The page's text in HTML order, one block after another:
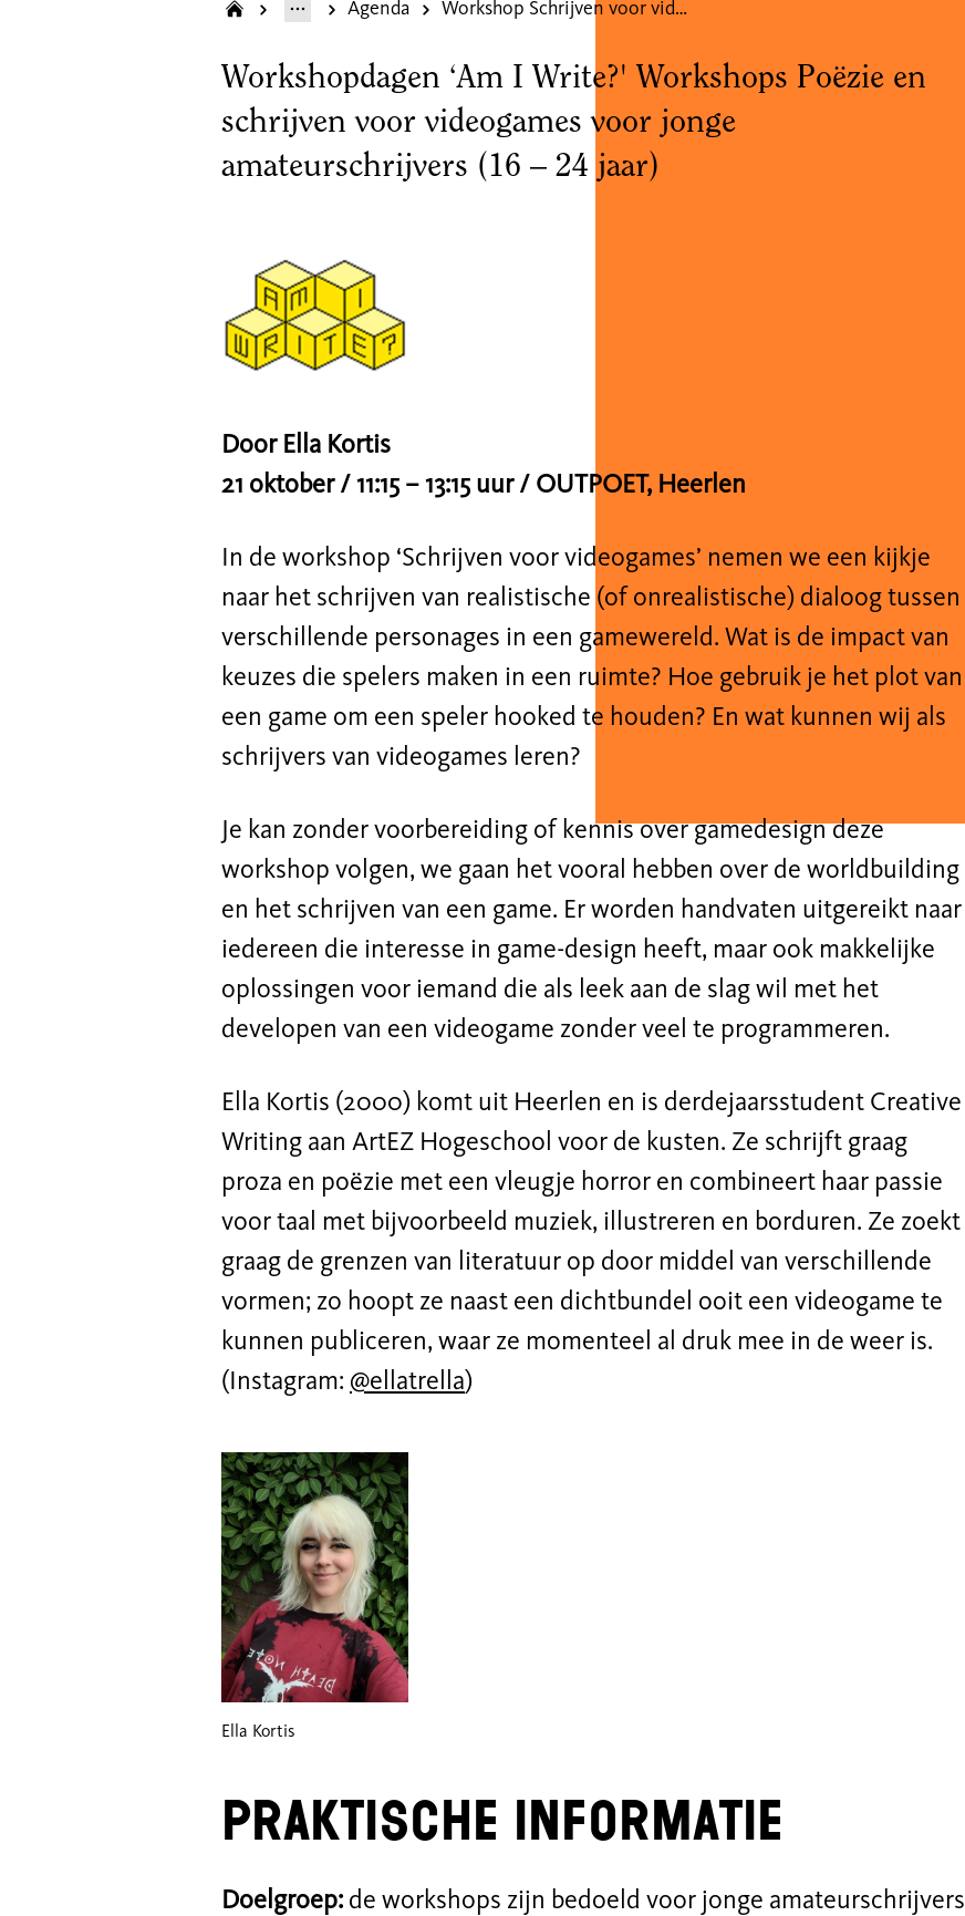
Agenda Workshop Schrijven voor videogames
Workshopdagen ‘Am I Write?' Workshops Poëzie en
schrijven voor videogames voor jonge
amateurschrijvers (16 – 24 jaar)
Door Ella Kortis
21 oktober / 11:15 – 13:15 uur / OUTPOET, Heerlen
In de workshop ‘Schrijven voor videogames’ nemen we een kijkje
naar het schrijven van realistische (of onrealistische) dialoog tussen
verschillende personages in een gamewereld. Wat is de impact van
keuzes die spelers maken in een ruimte? Hoe gebruik je het plot van
een game om een speler hooked te houden? En wat kunnen wij als
schrijvers van videogames leren?
Je kan zonder voorbereiding of kennis over gamedesign deze
workshop volgen, we gaan het vooral hebben over de worldbuilding
en het schrijven van een game. Er worden handvaten uitgereikt naar
iedereen die interesse in game-design heeft, maar ook makkelijke
oplossingen voor iemand die als leek aan de slag wil met het
developen van een videogame zonder veel te programmeren.
Ella Kortis (2000) komt uit Heerlen en is derdejaarsstudent Creative
Writing aan ArtEZ Hogeschool voor de kusten. Ze schrijft graag
proza en poëzie met een vleugje horror en combineert haar passie
voor taal met bijvoorbeeld muziek, illustreren en borduren. Ze zoekt
graag de grenzen van literatuur op door middel van verschillende
vormen; zo hoopt ze naast een dichtbundel ooit een videogame te
kunnen publiceren, waar ze momenteel al druk mee in de weer is.
(Instagram: @ellatrella)
Ella Kortis
Praktische informatie
Doelgroep: de workshops zijn bedoeld voor jonge amateurschrijvers